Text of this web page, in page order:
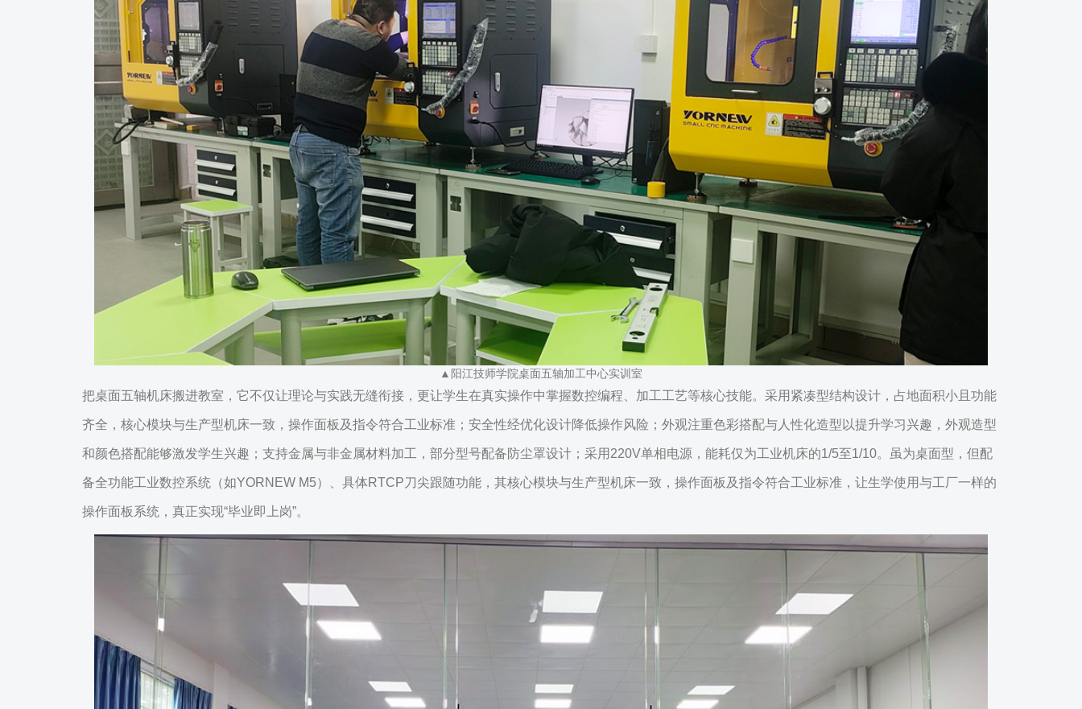
▲阳江技师学院桌面五轴加工中心实训室
把桌面五轴机床搬进教室，它不仅让理论与实践无缝衔接，更让学生在真实操作中掌握数控编程、加工工艺等核心技能。采用紧凑型结构设计，占地面积小且功能
齐全，核心模块与生产型机床一致，操作面板及指令符合工业标准；安全性经优化设计降低操作风险；外观注重色彩搭配与人性化造型以提升学习兴趣，外观造型
和颜色搭配能够激发学生兴趣；支持金属与非金属材料加工，部分型号配备防尘罩设计；采用220V单相电源，能耗仅为工业机床的1/5至1/10。虽为桌面型，但配
备全功能工业数控系统（如YORNEW M5）、具体RTCP刀尖跟随功能，其核心模块与生产型机床一致，操作面板及指令符合工业标准，让生学使用与工厂一样的
操作面板系统，真正实现“毕业即上岗”。